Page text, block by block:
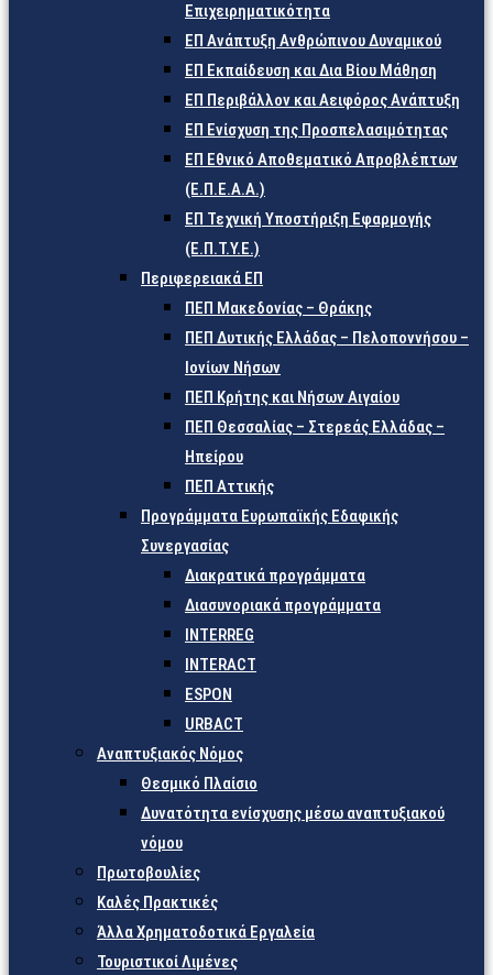
Επιχειρηματικότητα
ΕΠ Ανάπτυξη Ανθρώπινου Δυναμικού
ΕΠ Εκπαίδευση και Δια Βίου Μάθηση
ΕΠ Περιβάλλον και Αειφόρος Ανάπτυξη
ΕΠ Ενίσχυση της Προσπελασιμότητας
ΕΠ Εθνικό Αποθεματικό Απροβλέπτων
(Ε.Π.Ε.Α.Α.)
ΕΠ Τεχνική Υποστήριξη Εφαρμογής
(Ε.Π.Τ.Υ.Ε.)
Περιφερειακά ΕΠ
ΠΕΠ Μακεδονίας – Θράκης
ΠΕΠ Δυτικής Ελλάδας – Πελοποννήσου –
Ιονίων Νήσων
ΠΕΠ Κρήτης και Νήσων Αιγαίου
ΠΕΠ Θεσσαλίας – Στερεάς Ελλάδας –
Ηπείρου
ΠΕΠ Αττικής
Προγράμματα Ευρωπαϊκής Εδαφικής
Συνεργασίας
Διακρατικά προγράμματα
Διασυνοριακά προγράμματα
INTERREG
INTERACT
ESPON
URBACT
Αναπτυξιακός Νόμος
Θεσμικό Πλαίσιο
Δυνατότητα ενίσχυσης μέσω αναπτυξιακού
νόμου
Πρωτοβουλίες
Καλές Πρακτικές
Άλλα Χρηματοδοτικά Εργαλεία
Τουριστικοί Λιμένες